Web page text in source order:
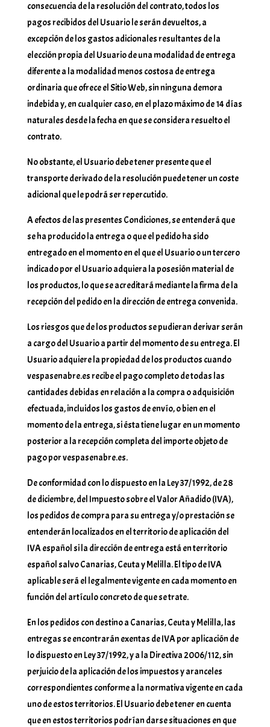
consecuencia de la resolución del contrato, todos los
pagos recibidos del Usuario le serán devueltos, a
excepción de los gastos adicionales resultantes de la
elección propia del Usuario de una modalidad de entrega
diferente a la modalidad menos costosa de entrega
ordinaria que ofrece el Sitio Web, sin ninguna demora
indebida y, en cualquier caso, en el plazo máximo de 14 días
naturales desde la fecha en que se considera resuelto el
contrato.
No obstante, el Usuario debe tener presente que el
transporte derivado de la resolución puede tener un coste
adicional que le podrá ser repercutido.
A efectos de las presentes Condiciones, se entenderá que
se ha producido la entrega o que el pedido ha sido
entregado en el momento en el que el Usuario o un tercero
indicado por el Usuario adquiera la posesión material de
los productos, lo que se acreditará mediante la firma de la
recepción del pedido en la dirección de entrega convenida.
Los riesgos que de los productos se pudieran derivar serán
a cargo del Usuario a partir del momento de su entrega. El
Usuario adquiere la propiedad de los productos cuando
vespasenabre.es recibe el pago completo de todas las
cantidades debidas en relación a la compra o adquisición
efectuada, incluidos los gastos de envío, o bien en el
momento de la entrega, si ésta tiene lugar en un momento
posterior a la recepción completa del importe objeto de
pago por vespasenabre.es.
De conformidad con lo dispuesto en la Ley 37/1992, de 28
de diciembre, del Impuesto sobre el Valor Añadido (IVA),
los pedidos de compra para su entrega y/o prestación se
entenderán localizados en el territorio de aplicación del
IVA español si la dirección de entrega está en territorio
español salvo Canarias, Ceuta y Melilla. El tipo de IVA
aplicable será el legalmente vigente en cada momento en
función del artículo concreto de que se trate.
En los pedidos con destino a Canarias, Ceuta y Melilla, las
entregas se encontrarán exentas de IVA por aplicación de
lo dispuesto en Ley 37/1992, y a la Directiva 2006/112, sin
perjuicio de la aplicación de los impuestos y aranceles
correspondientes conforme a la normativa vigente en cada
uno de estos territorios. El Usuario debe tener en cuenta
que en estos territorios podrían darse situaciones en que